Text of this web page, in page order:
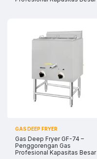
GAS DEEP FRYER
Gas Deep Fryer GF-74 –
Penggorengan Gas
Profesional Kapasitas Besar
Bantuan Operasional Di